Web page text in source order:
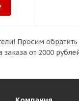
Просим
заказа от 2000